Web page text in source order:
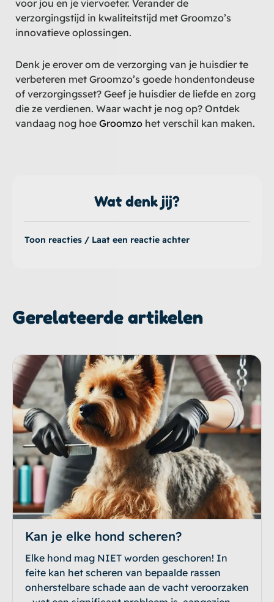
voor jou en je viervoeter. Verander de
verzorgingstijd in kwaliteitstijd met Groomzo’s
innovatieve oplossingen.
Denk je erover om de verzorging van je huisdier te
verbeteren met Groomzo’s goede hondentondeuse
of verzorgingsset? Geef je huisdier de liefde en zorg
die ze verdienen. Waar wacht je nog op? Ontdek
vandaag nog hoe Groomzo het verschil kan maken.
Wat denk jij?
Toon reacties / Laat een reactie achter
Gerelateerde artikelen
Kan je elke hond scheren?
Elke hond mag NIET worden geschoren! In
feite kan het scheren van bepaalde rassen
onherstelbare schade aan de vacht veroorzaken